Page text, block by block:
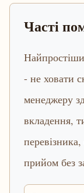
Часті
- не ховати
менеджеру
вкладення,
прийом без